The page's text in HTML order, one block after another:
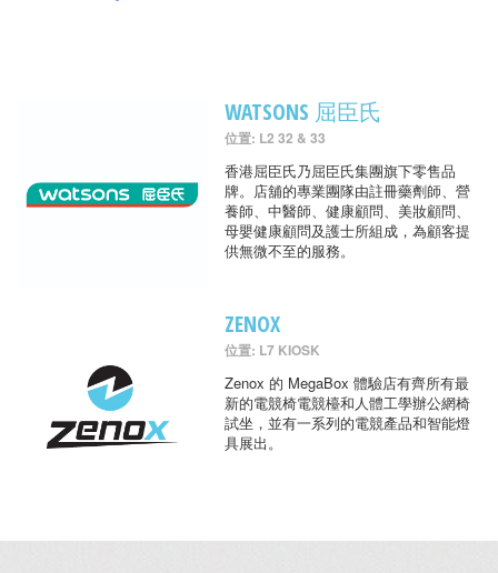
WATSONS 屈臣氏
位置: L2 32 & 33
香港屈臣氏乃屈臣氏集團旗下零售品
牌。店舖的專業團隊由註冊藥劑師、營
養師、中醫師、健康顧問、美妝顧問、
母嬰健康顧問及護士所組成，為顧客提
供無微不至的服務。
ZENOX
位置: L7 KIOSK
Zenox 的 MegaBox 體驗店有齊所有最
新的電競椅電競檯和人體工學辦公網椅
試坐，並有一系列的電競產品和智能燈
具展出。